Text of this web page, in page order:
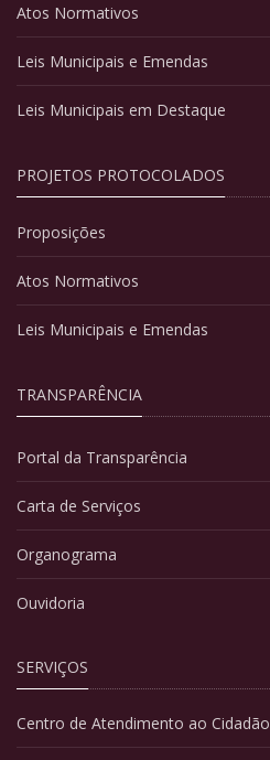
Atos Normativos
Leis Municipais e Emendas
Leis Municipais em Destaque
PROJETOS PROTOCOLADOS
Proposições
Atos Normativos
Leis Municipais e Emendas
TRANSPARÊNCIA
Portal da Transparência
Carta de Serviços
Organograma
Ouvidoria
SERVIÇOS
Centro de Atendimento ao Cidadão